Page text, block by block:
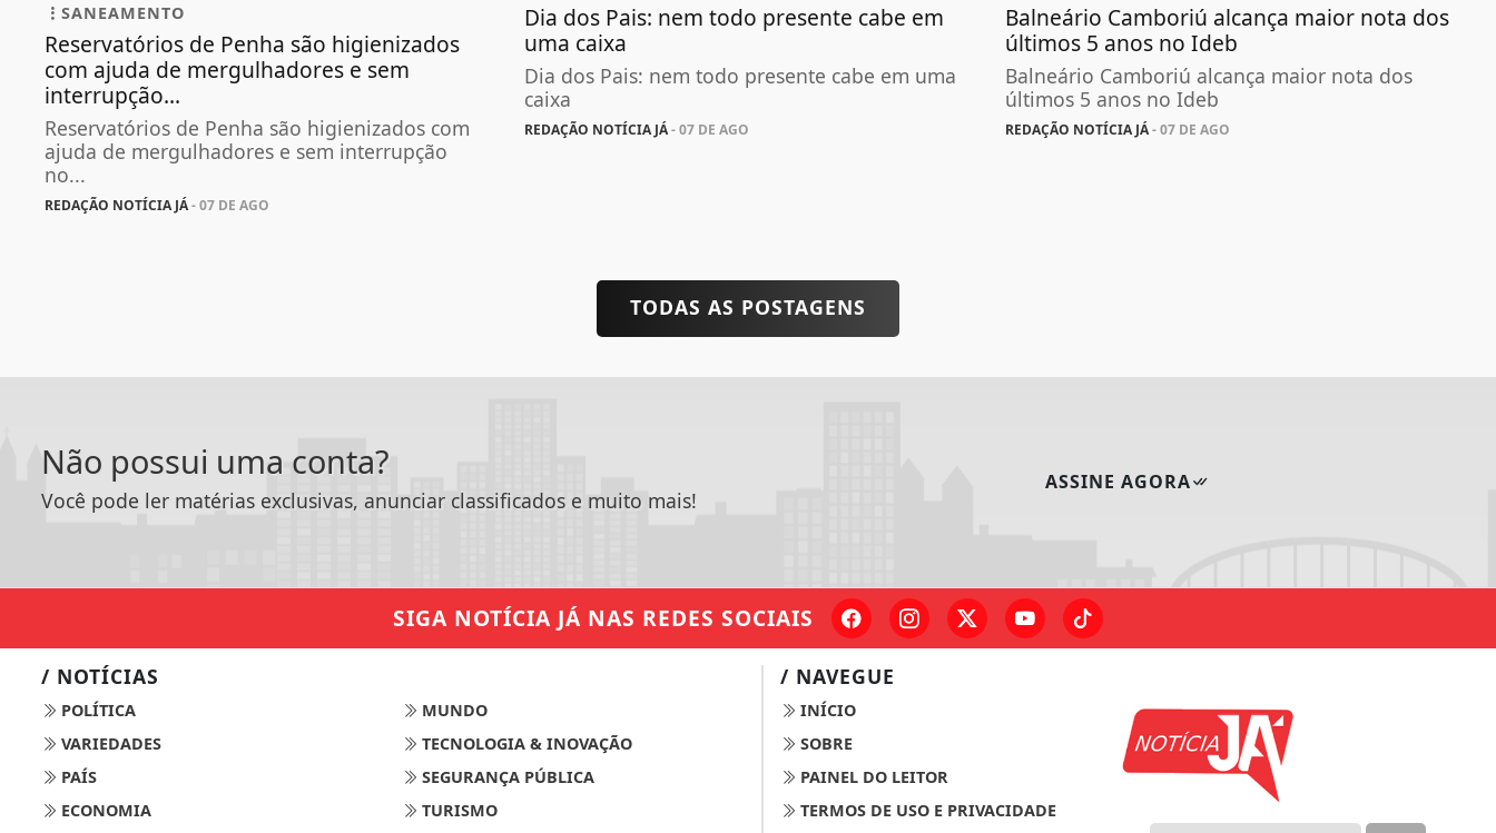
SANEAMENTO
Reservatórios de Penha são higienizados
com ajuda de mergulhadores e sem
interrupção...
Reservatórios de Penha são higienizados com
ajuda de mergulhadores e sem interrupção
no...
REDAÇÃO NOTÍCIA JÁ- 07 DE AGO
Dia dos Pais: nem todo presente cabe em
uma caixa
Dia dos Pais: nem todo presente cabe em uma
caixa
REDAÇÃO NOTÍCIA JÁ- 07 DE AGO
Balneário Camboriú alcança maior nota dos
últimos 5 anos no Ideb
Balneário Camboriú alcança maior nota dos
últimos 5 anos no Ideb
REDAÇÃO NOTÍCIA JÁ- 07 DE AGO
TODAS AS POSTAGENS
Não possui uma conta?
Você pode ler matérias exclusivas, anunciar classificados e muito mais!
ASSINE AGORA
SIGA NOTÍCIA JÁ NAS REDES SOCIAIS
/ NOTÍCIAS
POLÍTICA
MUNDO
VARIEDADES
TECNOLOGIA & INOVAÇÃO
PAÍS
SEGURANÇA PÚBLICA
ECONOMIA
TURISMO
/ NAVEGUE
INÍCIO
SOBRE
PAINEL DO LEITOR
TERMOS DE USO E PRIVACIDADE